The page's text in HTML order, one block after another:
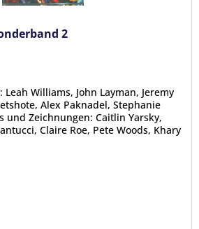
2
Leah Williams, John Layman, Jeremy
Alex Paknadel, Stephanie
und Zeichnungen: Caitlin Yarsky,
Claire Roe, Pete Woods, Khary